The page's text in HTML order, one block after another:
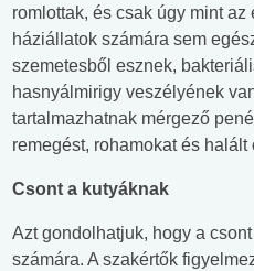
romlottak, és csak úgy mint az
háziállatok számára sem
szemetesből esznek,
hasnyálmirigy veszélyének
tartalmazhatnak mérgező
remegést, rohamokat és halált
Csont a kutyáknak
Azt gondolhatjuk, hogy a
számára. A szakértők